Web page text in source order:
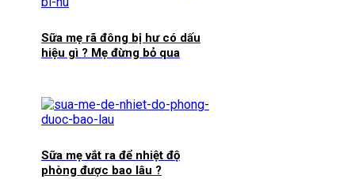
Sữa mẹ rã đông bị hư có dấu
hiệu gì ? Mẹ đừng bỏ qua
Sữa mẹ vắt ra để nhiệt độ
phòng được bao lâu ?